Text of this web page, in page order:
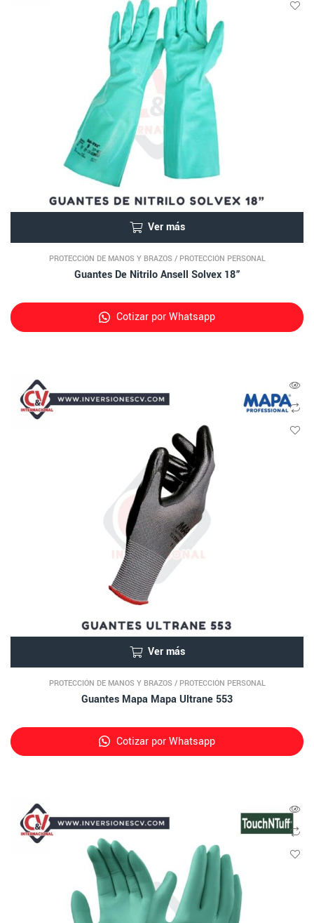
Ver más
PROTECCIÓN DE MANOS Y BRAZOS / PROTECCIÓN PERSONAL
Guantes De Nitrilo Ansell Solvex 18”
Cotizar por Whatsapp
Ver más
PROTECCIÓN DE MANOS Y BRAZOS / PROTECCIÓN PERSONAL
Guantes Mapa Mapa Ultrane 553
Cotizar por Whatsapp